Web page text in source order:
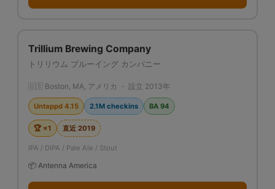
Trillium Brewing Company
トリリウム ブルーイング カンパニー
🇺🇸 Boston, MA, アメリカ ・ 設立 2013年
Untappd 4.15 2.1M checkins BA 94
🏆 ×1 直近 2019
IPA / DIPA / Pale Ale / Stout
📦 Antenna America